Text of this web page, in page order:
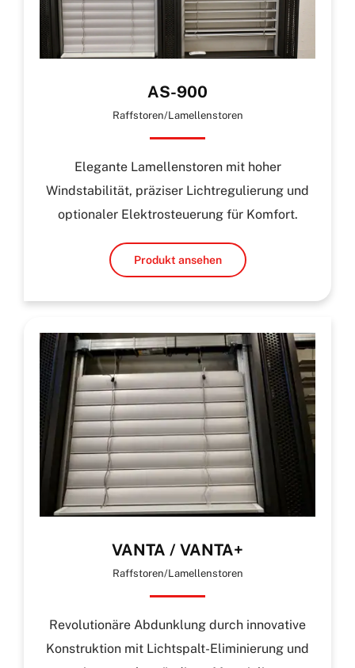
AS-900
Raffstoren/Lamellenstoren
Elegante Lamellenstoren mit hoher
Windstabilität, präziser Lichtregulierung und
optionaler Elektrosteuerung für Komfort.
Produkt ansehen
VANTA / VANTA+
Raffstoren/Lamellenstoren
Revolutionäre Abdunklung durch innovative
Konstruktion mit Lichtspalt-Eliminierung und